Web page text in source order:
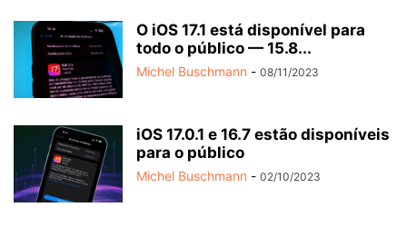
O iOS 17.1 está disponível para
todo o público — 15.8...
Michel Buschmann - 08/11/2023
iOS 17.0.1 e 16.7 estão disponíveis
para o público
Michel Buschmann - 02/10/2023